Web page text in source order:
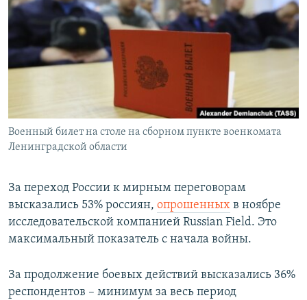
СИБИРЬ.РЕАЛИИ
РАСПИСАНИЕ ВЕЩАНИЯ
ПОДПИШИТЕСЬ НА РАССЫЛКУ
Все сайты РСЕ/РС
Военный билет на столе на сборном пункте военкомата
Ленинградской области
За переход России к мирным переговорам
высказались 53% россиян, опрошенных в ноябре
исследовательской компанией Russian Field. Это
максимальный показатель с начала войны.
За продолжение боевых действий высказались 36%
респондентов – минимум за весь период